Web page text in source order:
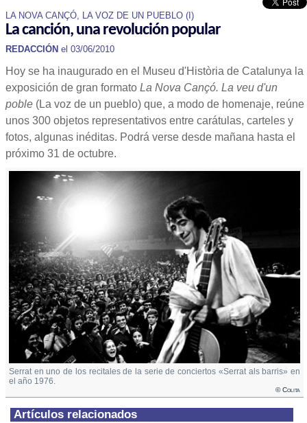
LA NOVA CANÇÓ, LA VOZ DE UN PUEBLO (I)
La canción, una revolución popular
REDACCIÓN el 03/06/2010
Hoy se ha inaugurado en el Museu d'Història de Catalunya la
exposición de gran formato La Nova Cançó. La veu d'un
poble (La voz de un pueblo) que, a modo de homenaje, reúne
unos 300 objetos representativos entre carátulas, carteles y
fotos, algunas inéditas. Podrá verse desde mañana hasta el
próximo 31 de octubre.
Serrat en uno de los recitales de la serie de conciertos «Serrat als barris» en
el año 1976.
© Colita
Artículos relacionados